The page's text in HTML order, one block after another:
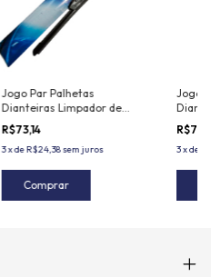
Jogo Par Palhetas
Dianteiras Limpador de
Para-Brisa Nissan Tiida -
2007 a 2010
R$73,14
3xdeR$24,38sem juros
Comprar
Jogo
Para-
2013
3xde